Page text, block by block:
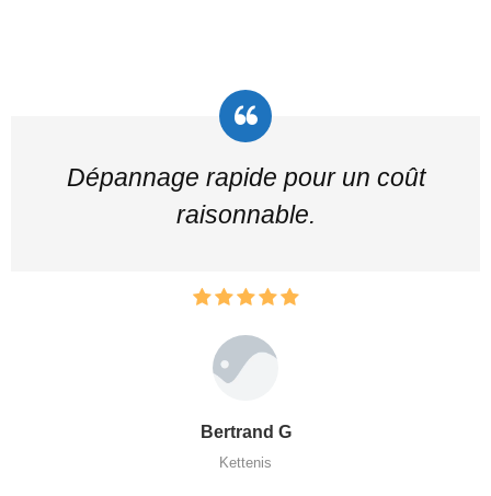
Dépannage rapide pour un coût
raisonnable.
Bertrand G
Kettenis